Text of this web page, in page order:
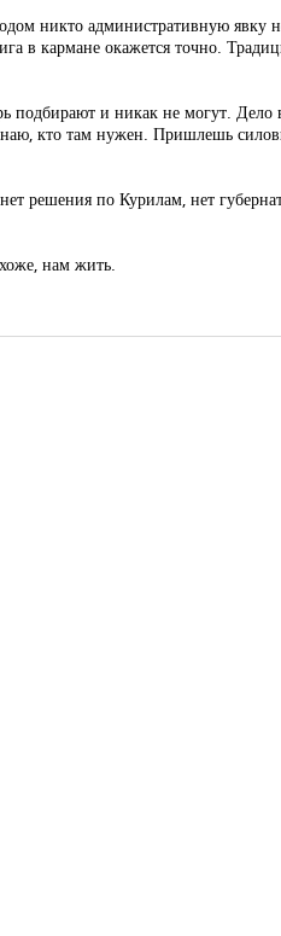
никто административную явку
в кармане окажется точно.
подбирают и никак не могут.
кто там нужен. Пришлешь
решения по Курилам, нет
нам жить.